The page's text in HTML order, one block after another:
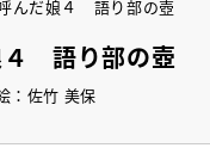
４ 語り部の壺
：佐竹 美保